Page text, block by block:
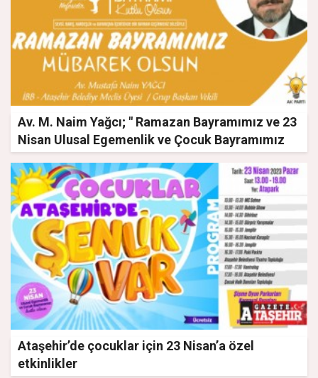
Av. M. Naim Yağcı; " Ramazan Bayramımız ve 23
Nisan Ulusal Egemenlik ve Çocuk Bayramımız
Ataşehir’de çocuklar için 23 Nisan’a özel
etkinlikler